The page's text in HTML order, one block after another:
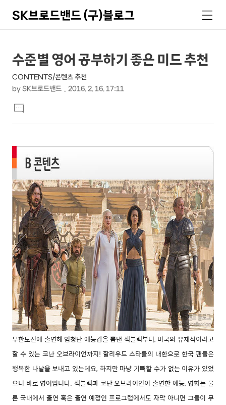
SK브로드밴드 (구)블로그
색
메
뉴
상
세
컨
텐
본
문
제
목
수준별 영어 공부하기 좋은 미드 추천
CONTENTS/콘텐츠 추천
by SK브로드밴드 2016. 2. 16. 17:11
문
댓
글
무한도전에 출연해 엄청난 예능감을 뽐낸 잭블랙부터, 미국의 유재석이라고
할 수 있는 코난 오브라이언까지! 할리우드 스타들의 내한으로 한국 팬들은
행복한 나날을 보내고 있는데요, 하지만 마냥 기뻐할 수가 없는 이유가 있었
으니 바로 영어입니다. 잭블랙과 코난 오브라이언이 출연한 예능, 영화는 물
론 국내에서 출연 혹은 출연 예정인 프로그램에서도 자막 아니면 그들이 무